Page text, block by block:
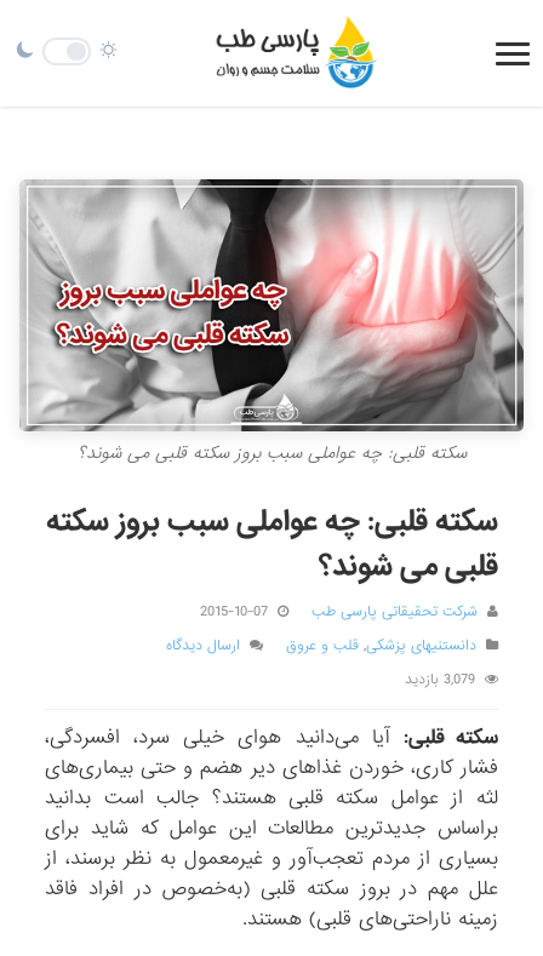
سکته قلبی: چه عواملی سبب بروز سکته قلبی می شوند؟
سکته قلبی: چه عواملی سبب بروز سکته
قلبی می شوند؟
شرکت تحقیقاتی پارسی طب
2015-10-07
دانستنیهای پزشکی,قلب و عروق
ارسال دیدگاه
3,079 بازدید
سکته قلبی: آیا می‌دانید هوای خیلی سرد، افسردگی،
فشار کاری، خوردن غذاهای دیر هضم و حتی بیماری‌های
لثه از عوامل سکته قلبی هستند؟ جالب است بدانید
براساس جدیدترین مطالعات این عوامل که شاید برای
بسیاری از مردم تعجب‌آور و غیرمعمول به نظر برسند، از
علل مهم در بروز سکته قلبی (به‌خصوص در افراد فاقد
زمینه ناراحتی‌های قلبی) هستند.